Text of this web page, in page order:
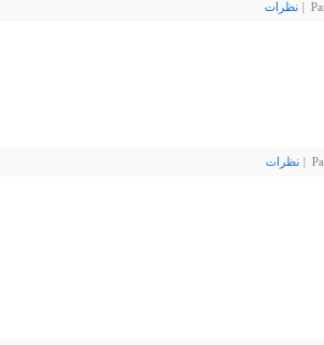
نظرات
نظرات